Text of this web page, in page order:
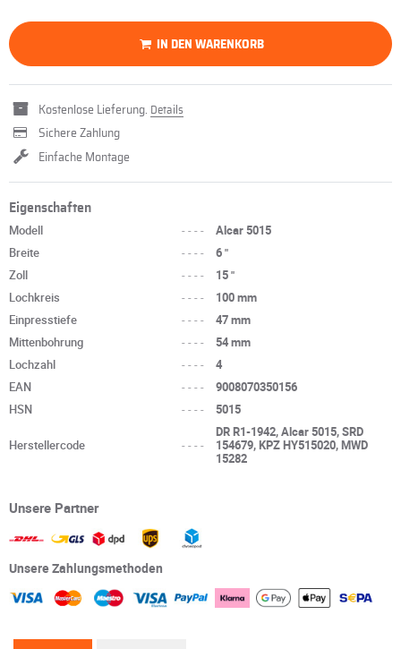
IN DEN WARENKORB
Kostenlose Lieferung. Details
Sichere Zahlung
Einfache Montage
Eigenschaften
Modell ----
Alcar 5015
Breite
----
6 "
Zoll
----
15 "
Lochkreis
----
100 mm
Einpresstiefe
----
47 mm
Mittenbohrung
----
54 mm
Lochzahl
----
4
EAN
----
9008070350156
HSN
---- 5015
Herstellercode ----
DR R1-1942, Alcar 5015, SRD
154679, KPZ HY515020, MWD
15282
Unsere Partner
Unsere Zahlungsmethoden